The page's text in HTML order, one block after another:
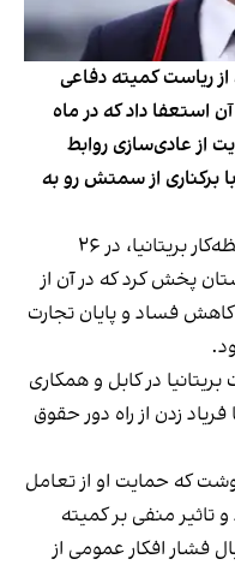
از ریاست کمیته دفاعی
آن استعفا داد که در ماه
از عادی‌سازی روابط
برکناری از سمتش رو به
آقای الوود، نماینده ارشد حزب محافظه‌کار بریتانیا، در ۲۶
پخش کرد که در آن از
فساد و پایان تجارت
در کابل و همکاری
زدن از راه دور حقوق
که حمایت او از تعامل
تاثیر منفی بر کمیته
فشار افکار عمومی از